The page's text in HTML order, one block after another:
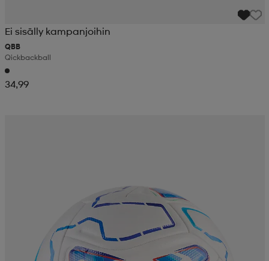
Ei sisälly kampanjoihin
QBB
Qickbackball
34,99